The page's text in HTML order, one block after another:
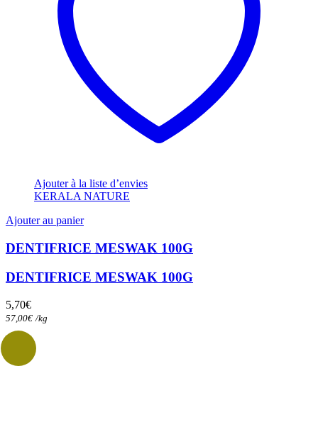
Ajouter à la liste d’envies
KERALA NATURE
Ajouter au panier
DENTIFRICE MESWAK 100G
DENTIFRICE MESWAK 100G
5,70€
57,00€ /kg